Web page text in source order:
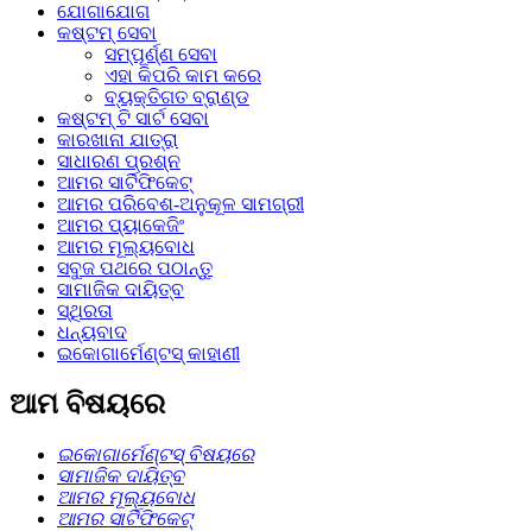
ଯୋଗାଯୋଗ
କଷ୍ଟମ୍ ସେବା
ସମ୍ପୂର୍ଣ୍ଣ ସେବା
ଏହା କିପରି କାମ କରେ
ବ୍ୟକ୍ତିଗତ ବ୍ରାଣ୍ଡ
କଷ୍ଟମ୍ ଟି ସାର୍ଟ ସେବା
କାରଖାନା ଯାତ୍ରା
ସାଧାରଣ ପ୍ରଶ୍ନ
ଆମର ସାର୍ଟିଫିକେଟ୍
ଆମର ପରିବେଶ-ଅନୁକୂଳ ସାମଗ୍ରୀ
ଆମର ପ୍ୟାକେଜିଂ
ଆମର ମୂଲ୍ୟବୋଧ
ସବୁଜ ପଥରେ ପଠାନ୍ତୁ
ସାମାଜିକ ଦାୟିତ୍ବ
ସ୍ଥିରତା
ଧନ୍ୟବାଦ
ଇକୋଗାର୍ମେଣ୍ଟସ୍ କାହାଣୀ
ଆମ ବିଷୟରେ
ଇକୋଗାର୍ମେଣ୍ଟସ୍ ବିଷୟରେ
ସାମାଜିକ ଦାୟିତ୍ବ
ଆମର ମୂଲ୍ୟବୋଧ
ଆମର ସାର୍ଟିଫିକେଟ୍